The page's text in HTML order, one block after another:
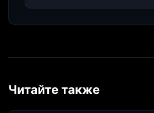
Читайте также